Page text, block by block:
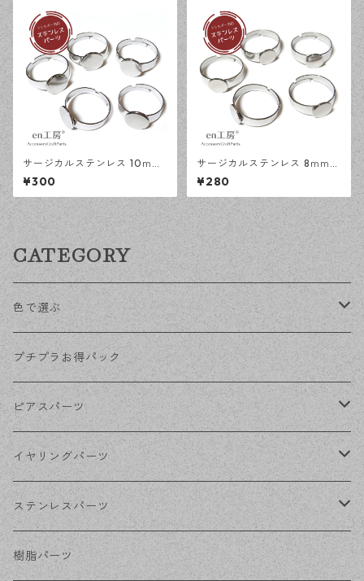
サージカルステンレス 10ｍｍ
平皿 フリーサイズ リング台 シ
ルバー 5個 アレルギー対応 ア
クセサリーパーツ ハンドメイ
ド資材 【en工房】
¥300
サージカルステンレス 8ｍｍ
平皿 フリーサイズ リング台 シ
ルバー 5個 アレルギー対応 ア
クセサリーパーツ ハンドメイ
ド資材 【en工房】
¥280
CATEGORY
色で選ぶ
KCゴールド
ゴールド
シルバー
ホワイトシルバー
ステンレス・シルバー
プチプラお得パック
ピアスパーツ
ポストピアス
フックピアス
その他ピアス
イヤリングパーツ
ネジばねイヤリング
クリップイヤリング
ステンレスパーツ
ステンレスピアス
樹脂パーツ